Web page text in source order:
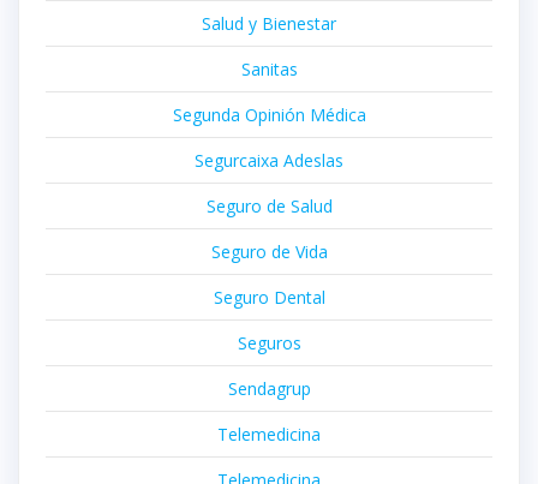
Salud y Bienestar
Sanitas
Segunda Opinión Médica
Segurcaixa Adeslas
Seguro de Salud
Seguro de Vida
Seguro Dental
Seguros
Sendagrup
Telemedicina
Telemedicina